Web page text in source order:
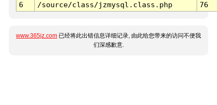
6
/source/class/jzmysql.class.php 76
www.365jz.com 已经将此出错信息详细记录, 由此给您带来的访问不便我
们深感歉意.